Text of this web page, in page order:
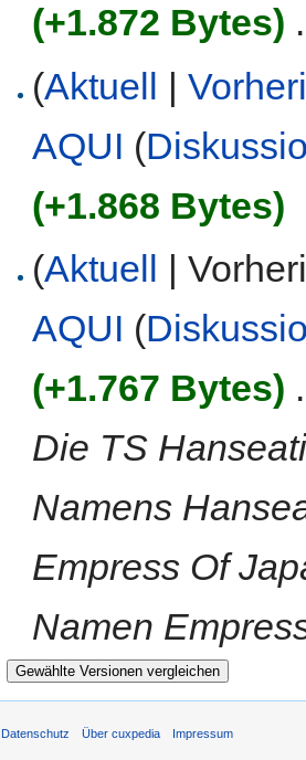
(+1.872 Bytes)
(Aktuell |
AQUI (
(+1.868 Bytes)
(Aktuell |
AQUI (
(+1.767 Bytes)
Die TS
Namens
Empress Of
Namen
Datenschutz Über cuxpedia Impressum